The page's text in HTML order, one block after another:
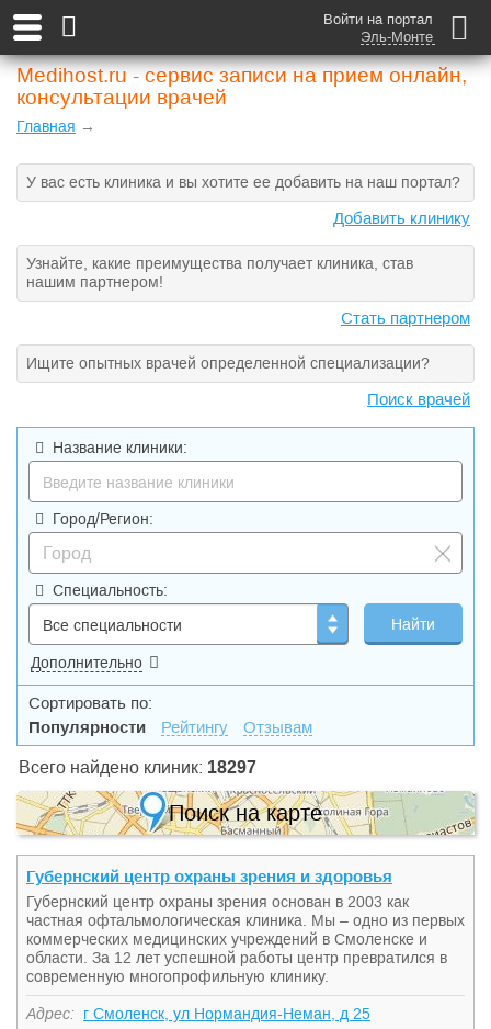
Войти на портал
Эль-Монте
Medihost.ru - сервис записи на прием онлайн,
консультации врачей
Главная →
У вас есть клиника и вы хотите ее добавить на наш портал?
Добавить клинику
Узнайте, какие преимущества получает клиника, став
нашим партнером!
Стать партнером
Ищите опытных врачей определенной специализации?
Поиск врачей
Название клиники:
Город/Регион:
Специальность:
Дополнительно
Сортировать по:
Популярности
Рейтингу Отзывам
Всего найдено клиник: 18297
Поиск на карте
Губернский центр охраны зрения и здоровья
Губернский центр охраны зрения основан в 2003 как
частная офтальмологическая клиника. Мы – одно из первых
коммерческих медицинских учреждений в Смоленске и
области. За 12 лет успешной работы центр превратился в
современную многопрофильную клинику.
Адрес:
г Смоленск, ул Нормандия-Неман, д 25